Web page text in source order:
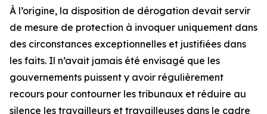
À l’origine, la disposition de dérogation devait servir
de mesure de protection à invoquer uniquement dans
des circonstances exceptionnelles et justifiées dans
les faits. Il n’avait jamais été envisagé que les
gouvernements puissent y avoir régulièrement
recours pour contourner les tribunaux et réduire au
silence les travailleurs et travailleuses dans le cadre